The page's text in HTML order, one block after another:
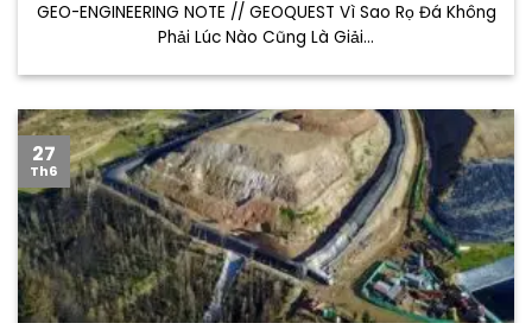
GEO-ENGINEERING NOTE // GEOQUEST Vì Sao Rọ Đá Không
Phải Lúc Nào Cũng Là Giải...
27
Th6